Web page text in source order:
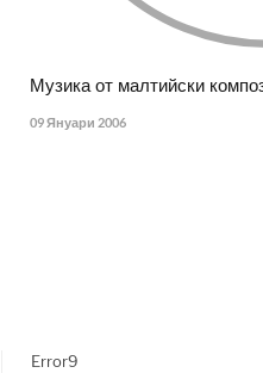
Музика от малтийски
09 Януари 2006
Error9